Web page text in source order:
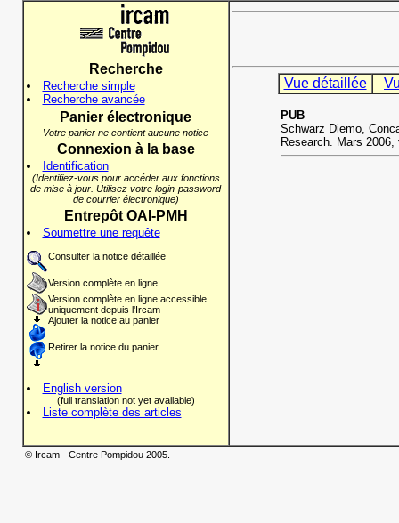
Recherche
Recherche simple
Recherche avancée
Panier électronique
Votre panier ne contient aucune notice
Connexion à la base
Identification
(Identifiez-vous pour accéder aux fonctions
de mise à jour. Utilisez votre login-password
de courrier électronique)
Entrepôt OAI-PMH
Soumettre une requête
Consulter la notice détaillée
Version complète en ligne
Version complète en ligne accessible
uniquement depuis l'Ircam
Ajouter la notice au panier
Retirer la notice du panier
English version
(full translation not yet available)
Liste complète des articles
Vue détaillée
PUB
Schwarz Diemo,
Research. Mars
© Ircam - Centre Pompidou 2005.